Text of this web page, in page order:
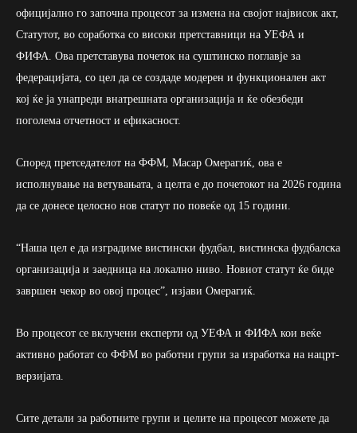
официјално го започна процесот за измена на својот највисок акт,
Статутот, во соработка со високи претставници на УЕФА и
ФИФА. Ова претставува почеток на суштинско поглавје за
федерацијата, со цел да се создаде модерен и функционален акт
кој ќе ја унапреди внатрешната организација и ќе обезбеди
поголема отчетност и ефикасност.
Според претседателот на ФФМ, Масар Омерагиќ, ова е
исполнување на ветувањата, а целта е до почетокот на 2026 година
да се донесе целосно нов статут по повеќе од 15 години.
“Наша цел е да изградиме вистински фудбал, вистинска фудбалска
организација и заедница на локално ниво. Новиот статут ќе биде
завршен чекор во овој процес”, изјави Омерагиќ.
Во процесот се вклучени експерти од УЕФА и ФИФА кои веќе
активно работат со ФФМ во работни групи за изработка на нацрт-
верзијата.
Сите детали за работните групи и целите на процесот можете да